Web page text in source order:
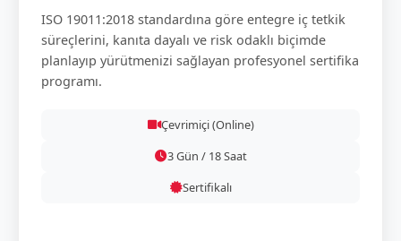
ISO 19011:2018 standardına göre entegre iç tetkik
süreçlerini, kanıta dayalı ve risk odaklı biçimde
planlayıp yürütmenizi sağlayan profesyonel sertifika
programı.
Çevrimiçi (Online)
3 Gün / 18 Saat
Sertifikalı